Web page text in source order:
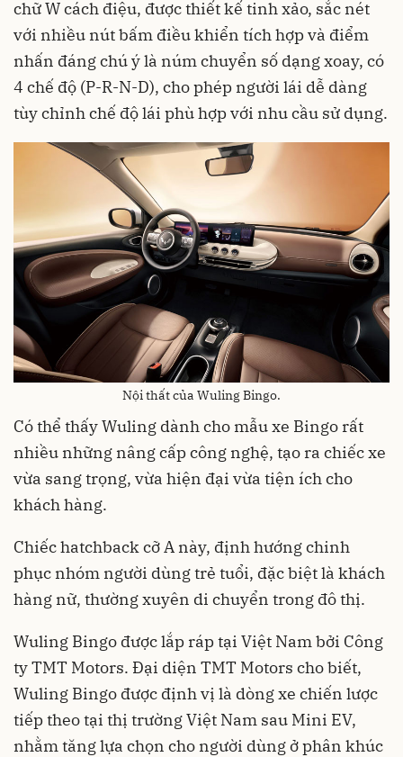
chữ W cách điệu, được thiết kế tinh xảo, sắc nét
với nhiều nút bấm điều khiển tích hợp và điểm
nhấn đáng chú ý là núm chuyển số dạng xoay, có
4 chế độ (P-R-N-D), cho phép người lái dễ dàng
tùy chỉnh chế độ lái phù hợp với nhu cầu sử dụng.
Nội thất của Wuling Bingo.
Có thể thấy Wuling dành cho mẫu xe Bingo rất
nhiều những nâng cấp công nghệ, tạo ra chiếc xe
vừa sang trọng, vừa hiện đại vừa tiện ích cho
khách hàng.
Chiếc hatchback cỡ A này, định hướng chinh
phục nhóm người dùng trẻ tuổi, đặc biệt là khách
hàng nữ, thường xuyên di chuyển trong đô thị.
Wuling Bingo được lắp ráp tại Việt Nam bởi Công
ty TMT Motors. Đại diện TMT Motors cho biết,
Wuling Bingo được định vị là dòng xe chiến lược
tiếp theo tại thị trường Việt Nam sau Mini EV,
nhằm tăng lựa chọn cho người dùng ở phân khúc